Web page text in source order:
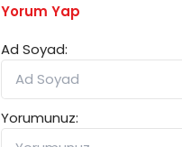
Yorum Yap
Ad Soyad:
Yorumunuz: